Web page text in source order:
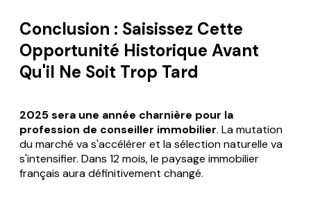
Conclusion : Saisissez Cette
Opportunité Historique Avant
Qu'il Ne Soit Trop Tard
2025 sera une année charnière pour la
profession de conseiller immobilier. La mutation
du marché va s'accélérer et la sélection naturelle va
s'intensifier. Dans 12 mois, le paysage immobilier
français aura définitivement changé.